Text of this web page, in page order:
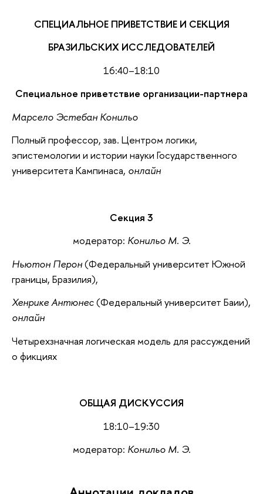
СПЕЦИАЛЬНОЕ ПРИВЕТСТВИЕ И СЕКЦИЯ
БРАЗИЛЬСКИХ ИССЛЕДОВАТЕЛЕЙ
16:40–18:10
Специальное приветствие организации-партнера
Марсело Эстебан Конильо
Полный профессор, зав. Центром логики,
эпистемологии и истории науки Государственного
университета Кампинаса, онлайн
Секция 3
модератор: Конильо М. Э.
Ньютон Перон(Федеральный университет Южной
границы, Бразилия),
Хенрике Антюнес(Федеральный университет Баии),
онлайн
Четырехзначная логическая модель для рассуждений
о фикциях
ОБЩАЯ ДИСКУССИЯ
18:10–19:30
модератор: Конильо М. Э.